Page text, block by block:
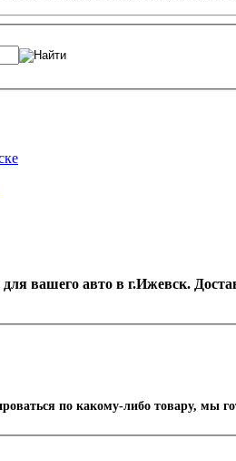
вашего авто в г.Ижевск.
по какому-либо товару, мы